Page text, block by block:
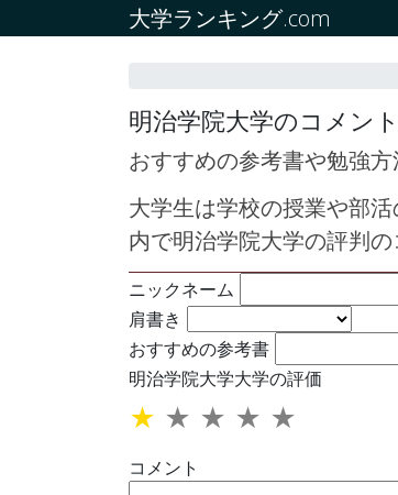
大学ランキング.com
明治学院大学のコメン
おすすめの参考書や勉強
大学生は学校の授業や部
内で明治学院大学の評判
ニックネーム
肩書き
おすすめの参考書
明治学院大学大学の評価
★ ★ ★ ★ ★
コメント